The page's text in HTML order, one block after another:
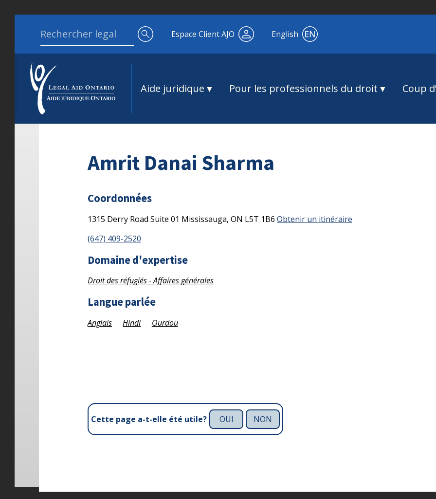
Search for:
Espace Client AJO English
Aide juridique Pour les professionnels du droit Coup
Amrit Danai Sharma
Coordonnées
1315 Derry Road Suite 01 Mississauga, ON L5T 1B6 Obtenir un itinéraire
(647) 409-2520
Domaine d'expertise
Droit des réfugiés - Affaires générales
Langue parlée
Anglais Hindi Ourdou
Cette page a-t-elle été utile? OUI NON